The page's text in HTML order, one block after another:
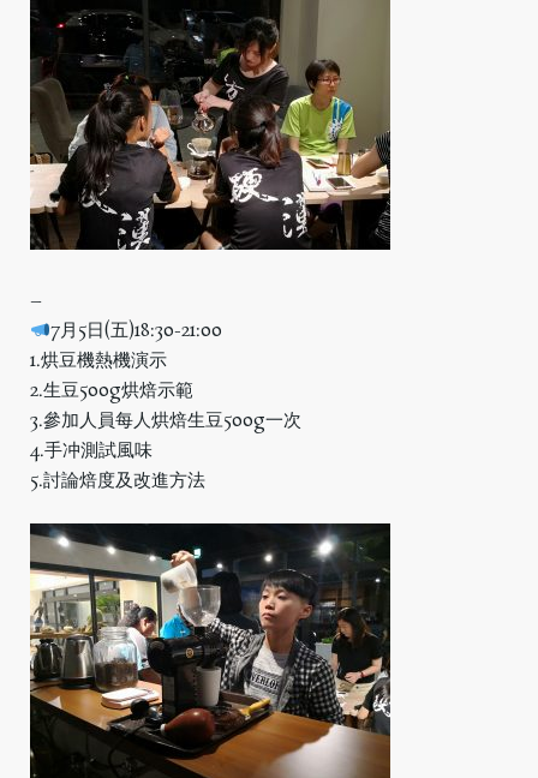
–
7月5日(五)18:30-21:00
1.烘豆機熱機演示
2.生豆500g烘焙示範
3.參加人員每人烘焙生豆500g一次
4.手冲測試風味
5.討論焙度及改進方法